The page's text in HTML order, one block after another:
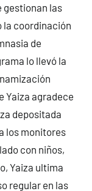
gestionan las
la coordinación
de
lo llevó la
Yaiza agradece
depositada
los monitores
con niños,
Yaiza ultima
regular en las